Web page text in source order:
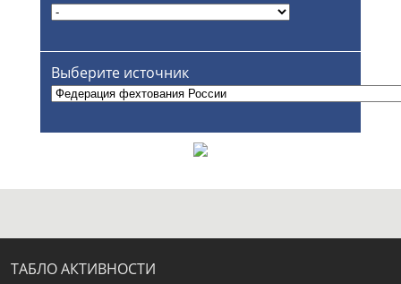
Выберите источник
ТАБЛО АКТИВНОСТИ